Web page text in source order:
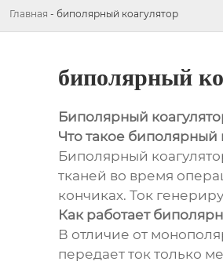
Главная - биполярный коагулятор
биполярный
Биполярный
Что такое биполярный
Биполярный
тканей во время
кончиках. Ток
Как работает
В отличие от
передает ток только